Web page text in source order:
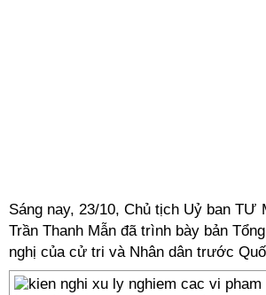
Sáng nay, 23/10, Chủ tịch Uỷ ban TƯ
Trần Thanh Mẫn đã trình bày bản
nghị của cử tri và Nhân dân trước